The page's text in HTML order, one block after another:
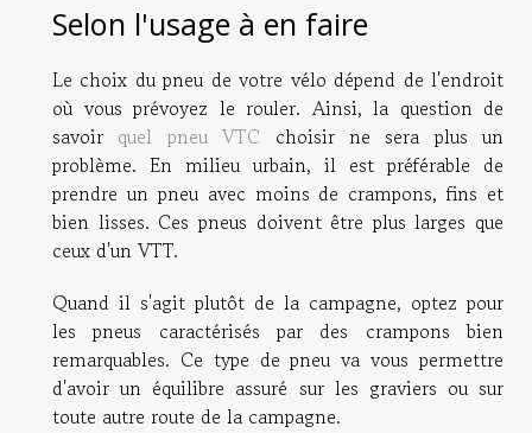
Selon l'usage à en faire
Le choix du pneu de votre vélo dépend de l'endroit
où vous prévoyez le rouler. Ainsi, la question de
savoir quel pneu VTC choisir ne sera plus un
problème. En milieu urbain, il est préférable de
prendre un pneu avec moins de crampons, fins et
bien lisses. Ces pneus doivent être plus larges que
ceux d'un VTT.
Quand il s'agit plutôt de la campagne, optez pour
les pneus caractérisés par des crampons bien
remarquables. Ce type de pneu va vous permettre
d'avoir un équilibre assuré sur les graviers ou sur
toute autre route de la campagne.